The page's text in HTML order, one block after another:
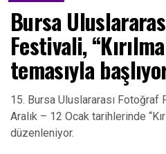
Bursa
Festivali,
temasıyla
15. Bursa Uluslararası
Aralık – 12 Ocak tarihlerinde
düzenleniyor.